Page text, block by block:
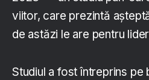
viitor, care prezintă
de astăzi le are pentru
Studiul a fost întreprins pe